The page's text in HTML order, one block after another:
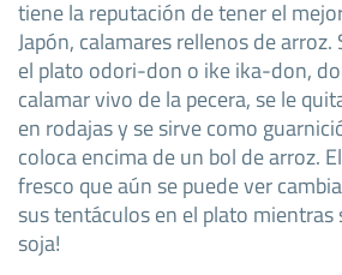
tiene la reputación de tener el
Japón, calamares rellenos de
el plato odori-don o ike ika-don,
calamar vivo de la pecera, se le
en rodajas y se sirve como
coloca encima de un bol de arroz.
fresco que aún se puede ver
sus tentáculos en el plato mientras
soja!